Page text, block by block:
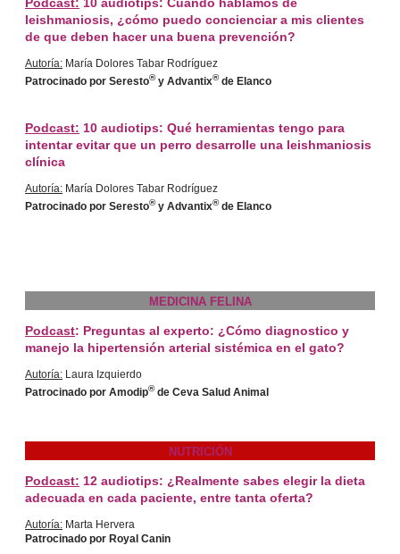
leishmaniosis, ¿cómo puedo concienciar a mis clientes
de que deben hacer una buena prevención?
Autoría: María Dolores Tabar Rodríguez
Patrocinado por Seresto®y Advantix®de Elanco
Podcast: 10 audiotips: Qué herramientas tengo para
intentar evitar que un perro desarrolle una leishmaniosis
clínica
Autoría: María Dolores Tabar Rodríguez
Patrocinado por Seresto®y Advantix®de Elanco
MEDICINA FELINA
Podcast: Preguntas al experto: ¿Cómo diagnostico y
manejo la hipertensión arterial sistémica en el gato?
Autoría: Laura Izquierdo
Patrocinado por Amodip®de Ceva Salud Animal
NUTRICIÓN
Podcast: 12 audiotips: ¿Realmente sabes elegir la dieta
adecuada en cada paciente, entre tanta oferta?
Autoría: Marta Hervera
Patrocinado por Royal Canin